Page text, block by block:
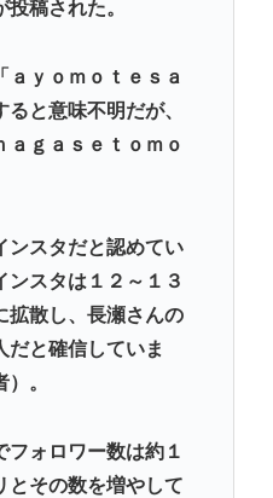
稿された。
ｙｏｍｏｔｅｓａ
ると意味不明だが、
ａｇａｓｅｔｏｍｏ
スタだと認めてい
ンスタは１２～１３
拡散し、長瀬さんの
だと確信していま
。
ォロワー数は約１
とその数を増やして